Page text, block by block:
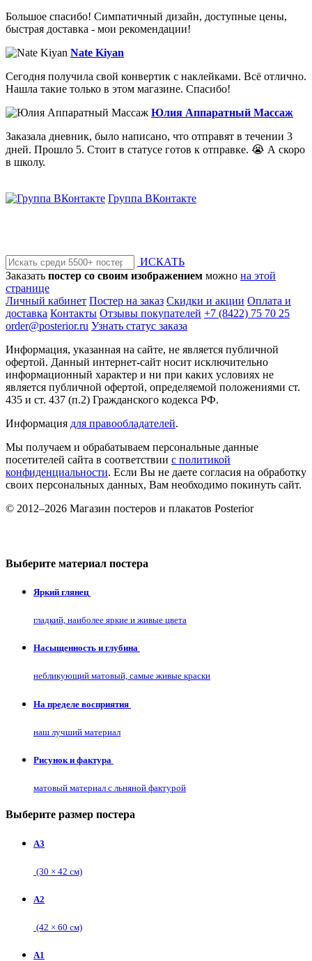
Большое спасибо! Симпатичный дизайн, доступные цены,
быстрая доставка - мои рекомендации!
Nate Kiyan
Сегодня получила свой конвертик с наклейками. Всё отлично.
Нашла такие только в этом магазине. Спасибо!
Юлия Аппаратный Массаж
Заказала дневник, было написано, что отправят в течении 3
дней. Прошло 5. Стоит в статусе готов к отправке. 😭 А скоро
в школу.
Группа ВКонтакте
ИСКАТЬ
Заказать постер со своим изображением можно на этой
странице
Личный кабинет Постер на заказ Скидки и акции Оплата и
доставка Контакты Отзывы покупателей +7 (8422) 75 70 25
order@posterior.ru Узнать статус заказа
Информация, указанная на сайте, не является публичной
офертой. Данный интернет-сайт носит исключительно
информационный характер и ни при каких условиях не
является публичной офертой, определяемой положениями ст.
435 и ст. 437 (п.2) Гражданского кодекса РФ.
Информация для правообладателей.
Мы получаем и обрабатываем персональные данные
посетителей сайта в соответствии с политикой
конфиденциальности. Если Вы не даете согласия на обработку
своих персональных данных, Вам необходимо покинуть сайт.
© 2012–2026 Магазин постеров и плакатов Posterior
Выберите материал постера
Яркий глянец
гладкий, наиболее яркие и живые цвета
Насыщенность и глубина
небликующий матовый, самые живые краски
На пределе восприятия
наш лучший материал
Рисунок и фактура
матовый материал с льняной фактурой
Выберите размер постера
А3
(30 × 42 см)
А2
(42 × 60 см)
А1